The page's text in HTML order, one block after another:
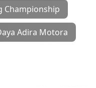
Championship
Adira Motora